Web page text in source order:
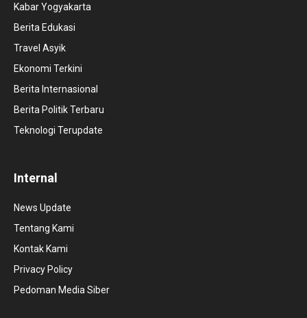
Kabar Yogyakarta
Berita Edukasi
Travel Asyik
Ekonomi Terkini
Berita Internasional
Berita Politik Terbaru
Teknologi Terupdate
Internal
News Update
Tentang Kami
Kontak Kami
Privacy Policy
Pedoman Media Siber